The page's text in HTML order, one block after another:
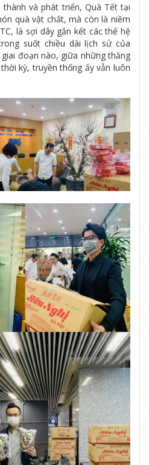
và phát triển, Quà Tết tại
quà vật chất, mà còn là niềm
là sợi dây gắn kết các thế hệ
suốt chiều dài lịch sử của
đoạn nào, giữa những thăng
kỳ, truyền thống ấy vẫn luôn